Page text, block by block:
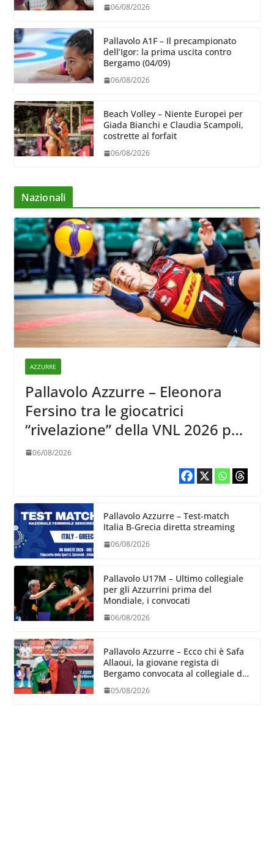
06/08/2026
Pallavolo A1F – Il precampionato
dell’Igor: la prima uscita contro
Bergamo (04/09)
06/08/2026
Beach Volley – Niente Europei per
Giada Bianchi e Claudia Scampoli,
costrette al forfait
06/08/2026
Nazionali
AZZURRE
Pallavolo Azzurre – Eleonora
Fersino tra le giocatrici
“rivelazione” della VNL 2026 per
Volleyball World
06/08/2026
Pallavolo Azzurre – Test-match
Italia B-Grecia diretta streaming
06/08/2026
Pallavolo U17M – Ultimo collegiale
per gli Azzurrini prima del
Mondiale, i convocati
06/08/2026
Pallavolo Azzurre – Ecco chi è Safa
Allaoui, la giovane regista di
Bergamo convocata al collegiale di
05/08/2026